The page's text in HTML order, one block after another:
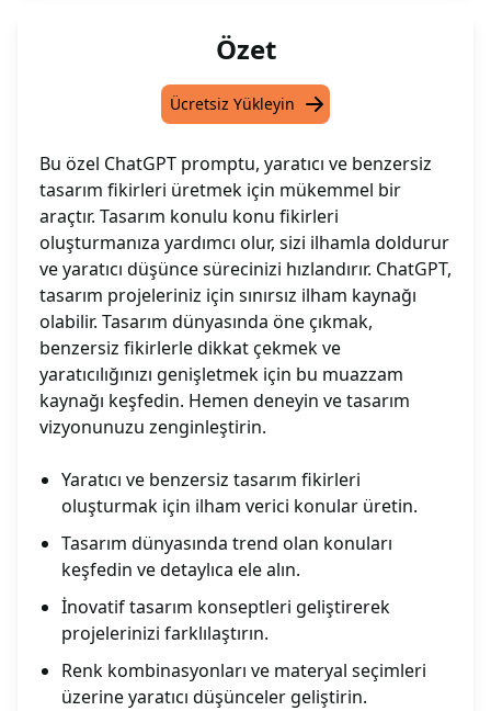
Özet
Ücretsiz Yükleyin
Bu özel ChatGPT promptu, yaratıcı ve benzersiz
tasarım fikirleri üretmek için mükemmel bir
araçtır. Tasarım konulu konu fikirleri
oluşturmanıza yardımcı olur, sizi ilhamla doldurur
ve yaratıcı düşünce sürecinizi hızlandırır. ChatGPT,
tasarım projeleriniz için sınırsız ilham kaynağı
olabilir. Tasarım dünyasında öne çıkmak,
benzersiz fikirlerle dikkat çekmek ve
yaratıcılığınızı genişletmek için bu muazzam
kaynağı keşfedin. Hemen deneyin ve tasarım
vizyonunuzu zenginleştirin.
Yaratıcı ve benzersiz tasarım fikirleri
oluşturmak için ilham verici konular üretin.
Tasarım dünyasında trend olan konuları
keşfedin ve detaylıca ele alın.
İnovatif tasarım konseptleri geliştirerek
projelerinizi farklılaştırın.
Renk kombinasyonları ve materyal seçimleri
üzerine yaratıcı düşünceler geliştirin.